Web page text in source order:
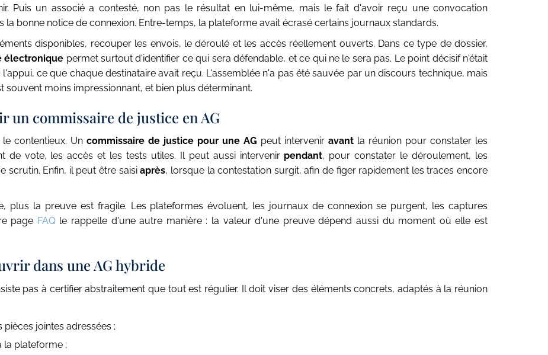
Puis un associé a contesté, non pas le résultat en lui-même, mais le fait d'avoir reçu une convocation
bonne notice de connexion. Entre-temps, la plateforme avait écrasé certains journaux standards.
disponibles, recouper les envois, le déroulé et les accès réellement ouverts. Dans ce type de dossier,
électronique permet surtout d'identifier ce qui sera défendable, et ce qui ne le sera pas. Le point décisif n'était
ce que chaque destinataire avait reçu. L'assemblée n'a pas été sauvée par un discours technique, mais
souvent moins impressionnant, et bien plus déterminant.
un commissaire de justice en AG
contentieux. Un commissaire de justice pour une AG peut intervenir avant la réunion pour constater les
de vote, les accès et les tests utiles. Il peut aussi intervenir pendant, pour constater le déroulement, les
scrutin. Enfin, il peut être saisiaprès, lorsque la contestation surgit, afin de figer rapidement les traces encore
plus la preuve est fragile. Les plateformes évoluent, les journaux de connexion se purgent, les captures
page FAQle rappelle d'une autre manière : la valeur d'une preuve dépend aussi du moment où elle est
dans une AG hybride
pas à certifier abstraitement que tout est régulier. Il doit viser des éléments concrets, adaptés à la réunion
pièces jointes adressées ;
la plateforme ;